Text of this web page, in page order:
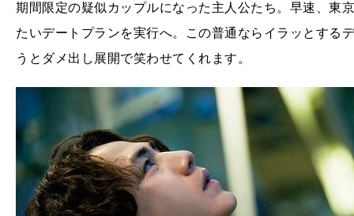
期間限定の疑似カップルになった主人公たち。早速、東
たいデートプランを実行へ。この普通ならイラッとする
うとダメ出し展開で笑わせてくれます。